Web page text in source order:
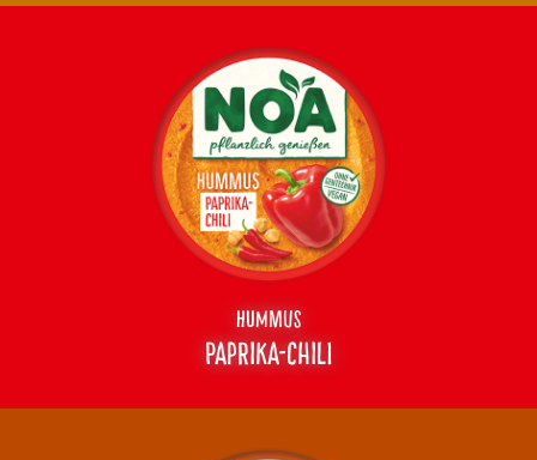
HUMMUS
PAPRIKA-CHILI